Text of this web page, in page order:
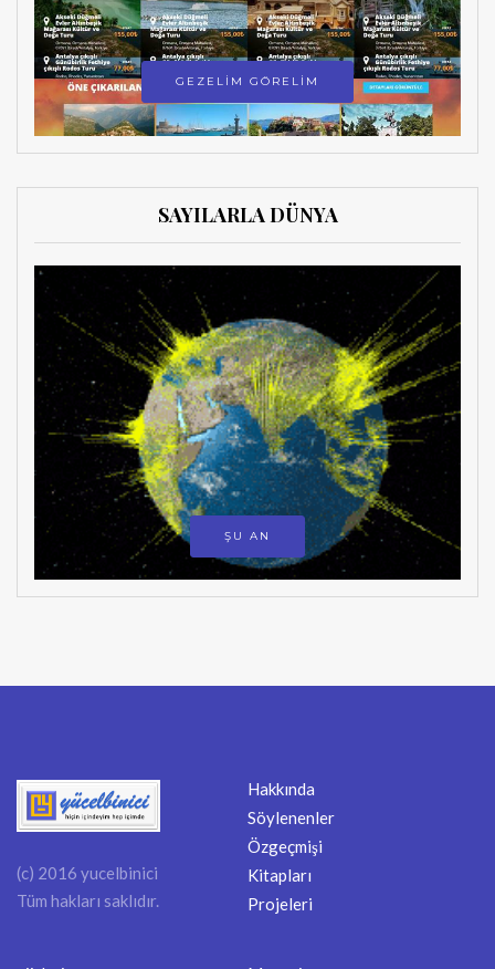
GEZELİM GÖRELİM
SAYILARLA DÜNYA
ŞU AN
(c) 2016 yucelbinici
Tüm hakları saklıdır.
Hakkında
Söylenenler
Özgeçmişi
Kitapları
Projeleri